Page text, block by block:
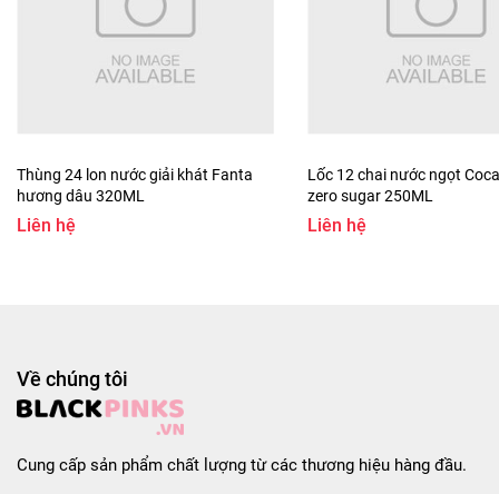
#chaovifonanngonnhanh #chaovifonchoTre
#chaovifondemkhiom #chaovifondamvi #blackpinks
#blackpinksvn #blackpinkscom #blackpinkscomvn
#blackpink #blackpinkvn #blackpinkcom
Thùng 24 lon nước giải khát Fanta
hương dâu 320ML
Liên hệ
Lốc 12 chai nước ngọt
zero sugar 250ML
Liên hệ
Về chúng tôi
Cung cấp sản phẩm chất lượng từ các thương hiệu hàng đầu.